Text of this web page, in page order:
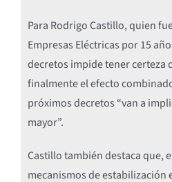
Para Rodrigo Castillo, quien
Empresas Eléctricas por 15
decretos impide tener certeza
finalmente el efecto
próximos decretos “van a
mayor”.
Castillo también destaca que,
mecanismos de estabilización